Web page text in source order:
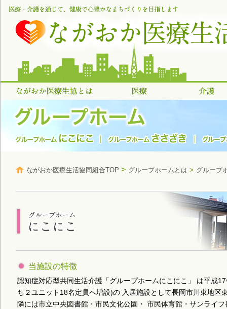
ながおか医療生活協同組合TOP > グループホームとは > グループ
当施設の特徴
認知症対応型共同生活介護「グループホームにこにこ」 は平成17年9月1日に１ユニット９名定員(の
ち２ユニット18名定員へ増設)の 入居施設として長岡市川東地区東圏域内の前田に開所しました。近
隣には市立中央図書館・市民文化公園・ 市民体育館・サンライフ長岡などの公共施設、近郊には美